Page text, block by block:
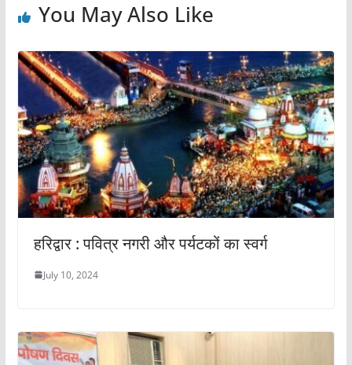
You May Also Like
हरिद्वार : पवित्र नगरी और पर्यटकों का स्वर्ग
July 10, 2024